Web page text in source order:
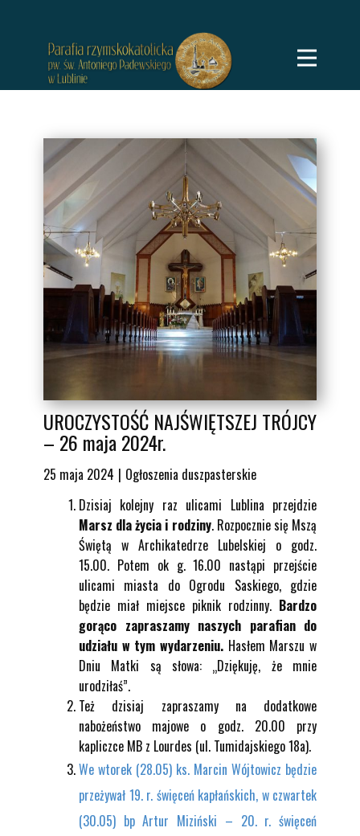
UROCZYSTOŚĆ NAJŚWIĘTSZEJ TRÓJCY
– 26 maja 2024r.
25 maja 2024
Ogłoszenia duszpasterskie
Dzisiaj kolejny raz ulicami Lublina przejdzie
Marsz dla życia i rodziny. Rozpocznie się Mszą
Świętą w Archikatedrze Lubelskiej o godz.
15.00. Potem ok g. 16.00 nastąpi przejście
ulicami miasta do Ogrodu Saskiego, gdzie
będzie miał miejsce piknik rodzinny. Bardzo
gorąco zapraszamy naszych parafian do
udziału w tym wydarzeniu. Hasłem Marszu w
Dniu Matki są słowa: „Dziękuję, że mnie
urodziłaś”.
Też dzisiaj zapraszamy na dodatkowe
nabożeństwo majowe o godz. 20.00 przy
kapliczce MB z Lourdes (ul. Tumidajskiego 18a).
We wtorek (28.05) ks. Marcin Wójtowicz będzie
przeżywał 19. r. święceń kapłańskich, w czwartek
(30.05) bp Artur Miziński – 20. r. święceń